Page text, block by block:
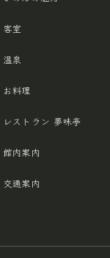
客室
温泉
お料理
レストラン 夢味亭
館内案内
交通案内